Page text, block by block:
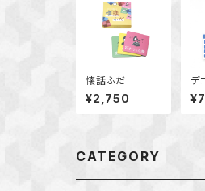
懐話ふだ
¥2,750
デ
CATEGORY